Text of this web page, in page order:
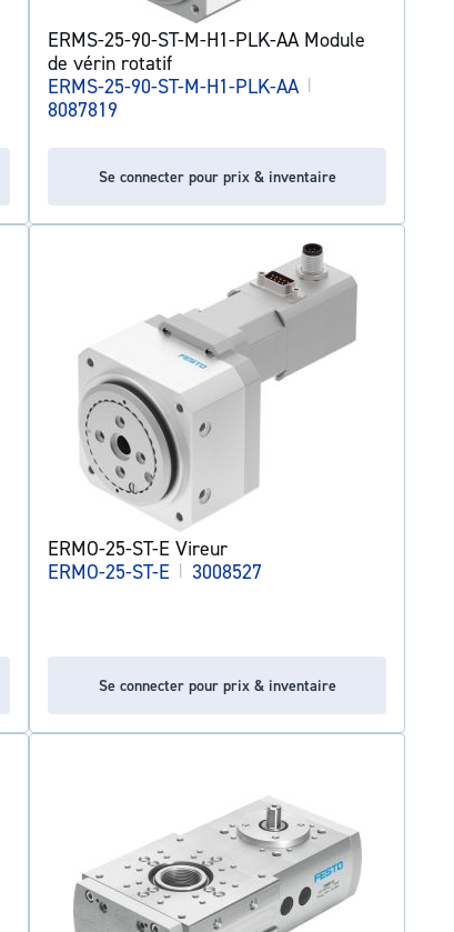
ERMS-25-90-ST-M-H1-PLK-AA Module
de vérin rotatif
ERMS-25-90-ST-M-H1-PLK-AA |
8087819
Se connecter pour prix & inventaire
ERMO-25-ST-E Vireur
ERMO-25-ST-E | 3008527
Se connecter pour prix & inventaire